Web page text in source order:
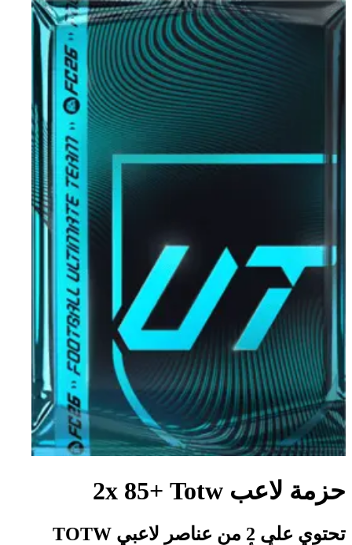
حزمة لاعب Totw‏ +85 2x
تحتوي على 2 من عناصر لاعبي TOTW